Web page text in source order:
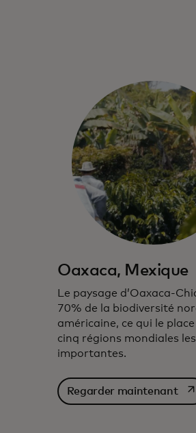
Oaxaca, Mexique
Le paysage d’Oaxaca-
70% de la biodiversité
américaine, ce qui le
cinq régions mondiales
importantes.
Regarder maintenant